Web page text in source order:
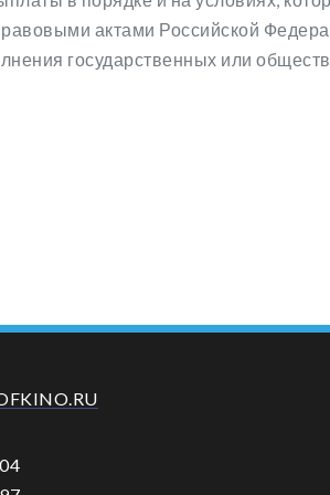
актами Российской
государственных или